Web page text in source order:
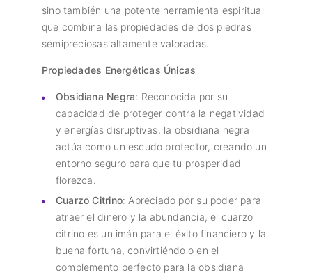
sino también una potente herramienta espiritual
que combina las propiedades de dos piedras
semipreciosas altamente valoradas.
Propiedades Energéticas Únicas
Obsidiana Negra: Reconocida por su
capacidad de proteger contra la negatividad
y energías disruptivas, la obsidiana negra
actúa como un escudo protector, creando un
entorno seguro para que tu prosperidad
florezca.
Cuarzo Citrino: Apreciado por su poder para
atraer el dinero y la abundancia, el cuarzo
citrino es un imán para el éxito financiero y la
buena fortuna, convirtiéndolo en el
complemento perfecto para la obsidiana